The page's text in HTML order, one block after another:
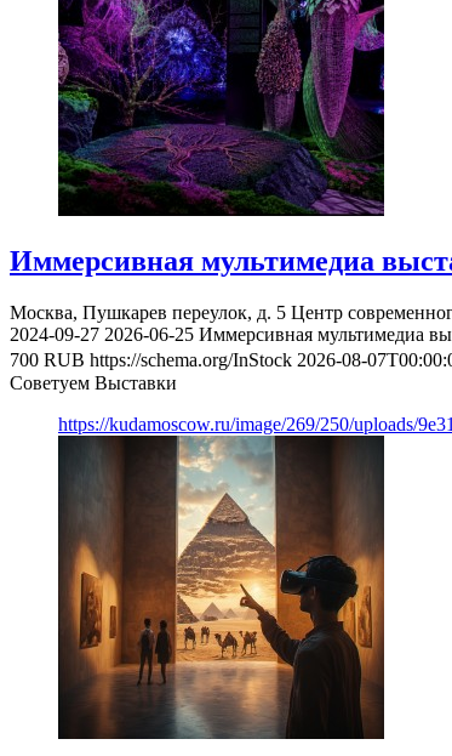
Иммерсивная мультимедиа
Москва, Пушкарев переулок, д. 5 Центр
2024-09-27 2026-06-25 Иммерсивная мультимедиа
700 RUB https://schema.org/InStock 2026-08-
Советуем Выставки
https://kudamoscow.ru/image/269/250/uploads/